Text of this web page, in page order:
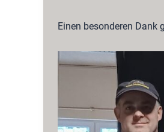
Einen besonderen Dank